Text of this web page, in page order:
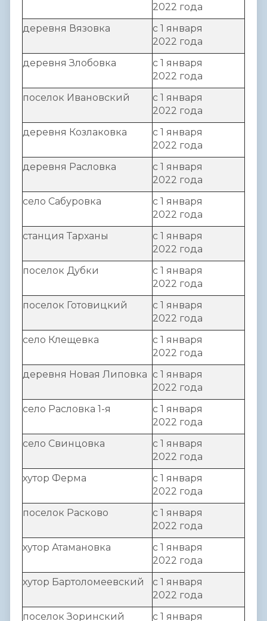
2022 года
деревня Вязовка
с 1 января
2022 года
деревня Злобовка
с 1 января
2022 года
поселок Ивановский
с 1 января
2022 года
деревня Козлаковка
с 1 января
2022 года
деревня Расловка
с 1 января
2022 года
село Сабуровка
с 1 января
2022 года
станция Тарханы
с 1 января
2022 года
поселок Дубки
с 1 января
2022 года
поселок Готовицкий
с 1 января
2022 года
село Клещевка
с 1 января
2022 года
деревня Новая Липовка с 1 января
2022 года
село Расловка 1-я
с 1 января
2022 года
село Свинцовка
с 1 января
2022 года
хутор Ферма
с 1 января
2022 года
поселок Расково
с 1 января
2022 года
хутор Атамановка
с 1 января
2022 года
хутор Бартоломеевский
с 1 января
2022 года
поселок Зоринский
с 1 января